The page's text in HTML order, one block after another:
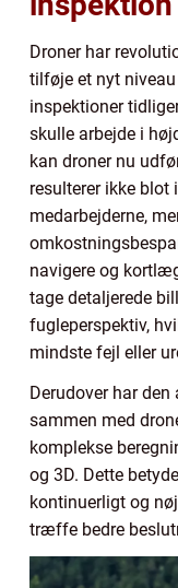
Droner har
tilføje et nyt
inspektioner
skulle arbejde i
kan droner nu
resulterer ikke blot
medarbejderne,
navigere og
tage detaljerede
fugleperspektiv,
mindste fejl eller
Derudover har
sammen med
komplekse
og 3D. Dette
kontinuerligt og
træffe bedre